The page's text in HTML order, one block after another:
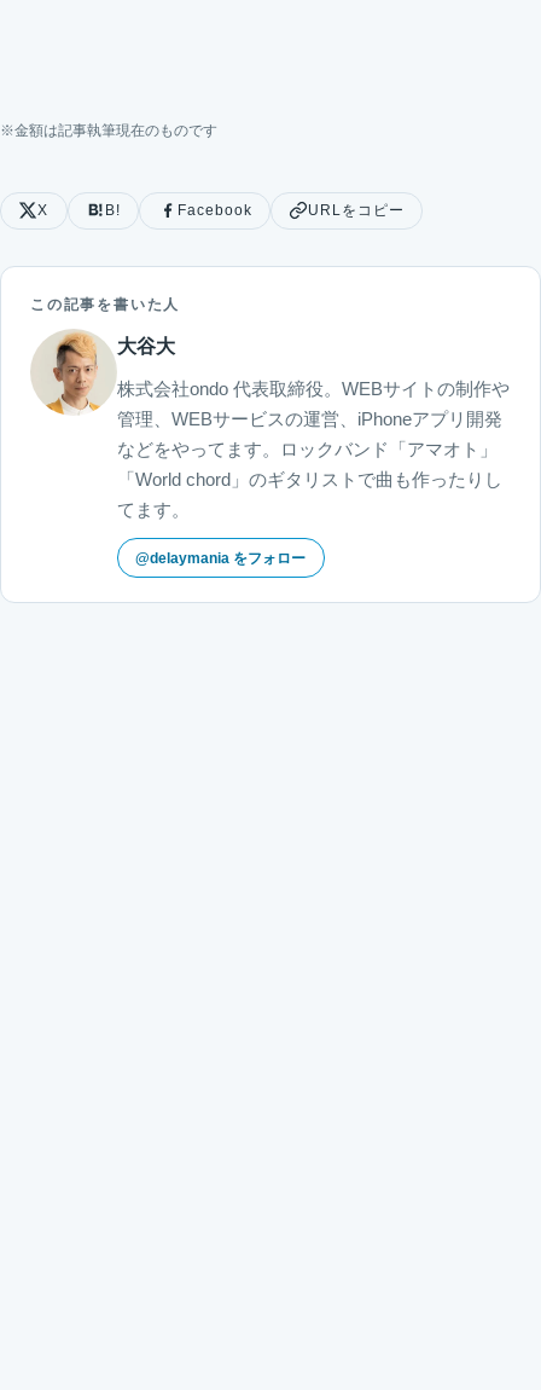
※金額は記事執筆現在のものです
X B! Facebook URLをコピー
この記事を書いた人
大谷大
株式会社ondo 代表取締役。WEBサイトの制作や
管理、WEBサービスの運営、iPhoneアプリ開発
などをやってます。ロックバンド「アマオト」
「World chord」のギタリストで曲も作ったりし
てます。
@delaymania をフォロー